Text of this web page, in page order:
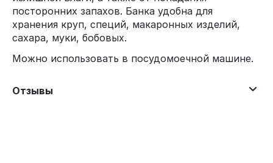
посторонних запахов. Банка удобна для
хранения круп, специй, макаронных изделий,
сахара, муки, бобовых.
Можно использовать в посудомоечной машине.
Отзывы